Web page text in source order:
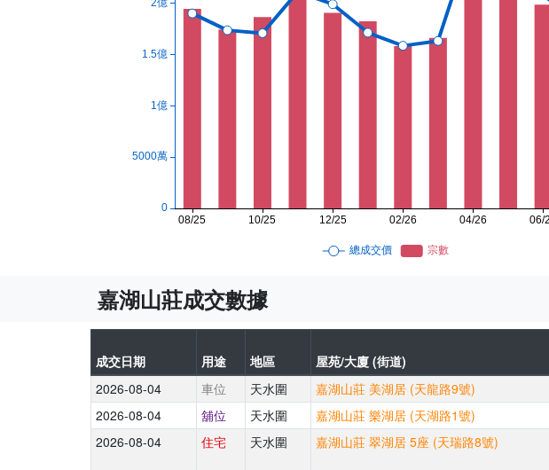
嘉湖山莊成交數據
成交日期 用途 地區 屋苑/大廈 (街道)
2026-08-04
車位 天水圍 嘉湖山莊 美湖居 (天龍路9號)
2026-08-04
舖位 天水圍 嘉湖山莊 樂湖居 (天湖路1號)
2026-08-04
住宅 天水圍 嘉湖山莊 翠湖居 5座 (天瑞路8號)